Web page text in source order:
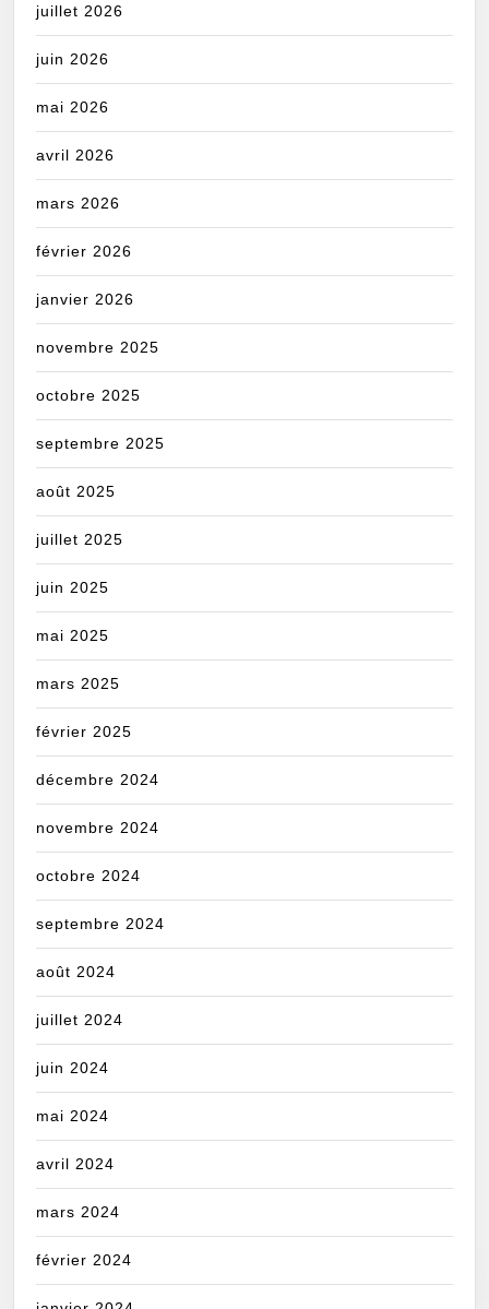
juillet 2026
juin 2026
mai 2026
avril 2026
mars 2026
février 2026
janvier 2026
novembre 2025
octobre 2025
septembre 2025
août 2025
juillet 2025
juin 2025
mai 2025
mars 2025
février 2025
décembre 2024
novembre 2024
octobre 2024
septembre 2024
août 2024
juillet 2024
juin 2024
mai 2024
avril 2024
mars 2024
février 2024